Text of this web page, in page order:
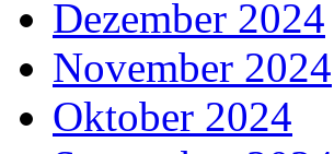
Dezember 2024
November 2024
Oktober 2024